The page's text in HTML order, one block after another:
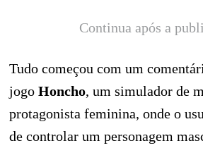
Continua após a
Tudo começou com um
jogo Honcho, um simulador de
protagonista feminina, onde o
de controlar um personagem